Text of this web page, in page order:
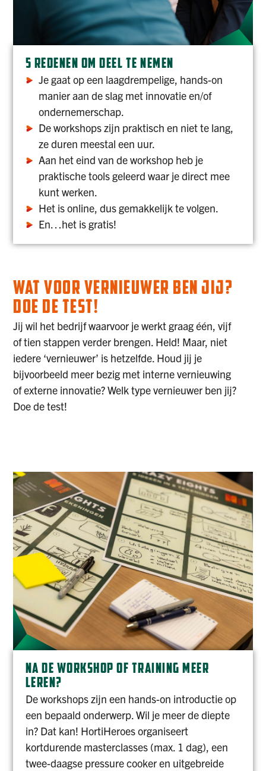
5 REDENEN OM DEEL TE NEMEN
Je gaat op een laagdrempelige, hands-on
manier aan de slag met innovatie en/of
ondernemerschap.
De workshops zijn praktisch en niet te lang,
ze duren meestal een uur.
Aan het eind van de workshop heb je
praktische tools geleerd waar je direct mee
kunt werken.
Het is online, dus gemakkelijk te volgen.
En…het is gratis!
WAT VOOR VERNIEUWER BEN JIJ?
DOE DE TEST!
Jij wil het bedrijf waarvoor je werkt graag één, vijf
of tien stappen verder brengen. Held! Maar, niet
iedere ‘vernieuwer’ is hetzelfde. Houd jij je
bijvoorbeeld meer bezig met interne vernieuwing
of externe innovatie? Welk type vernieuwer ben jij?
Doe de test!
NA DE WORKSHOP OF TRAINING MEER
LEREN?
De workshops zijn een hands-on introductie op
een bepaald onderwerp. Wil je meer de diepte
in? Dat kan! HortiHeroes organiseert
kortdurende masterclasses (max. 1 dag), een
twee-daagse pressure cooker en uitgebreide